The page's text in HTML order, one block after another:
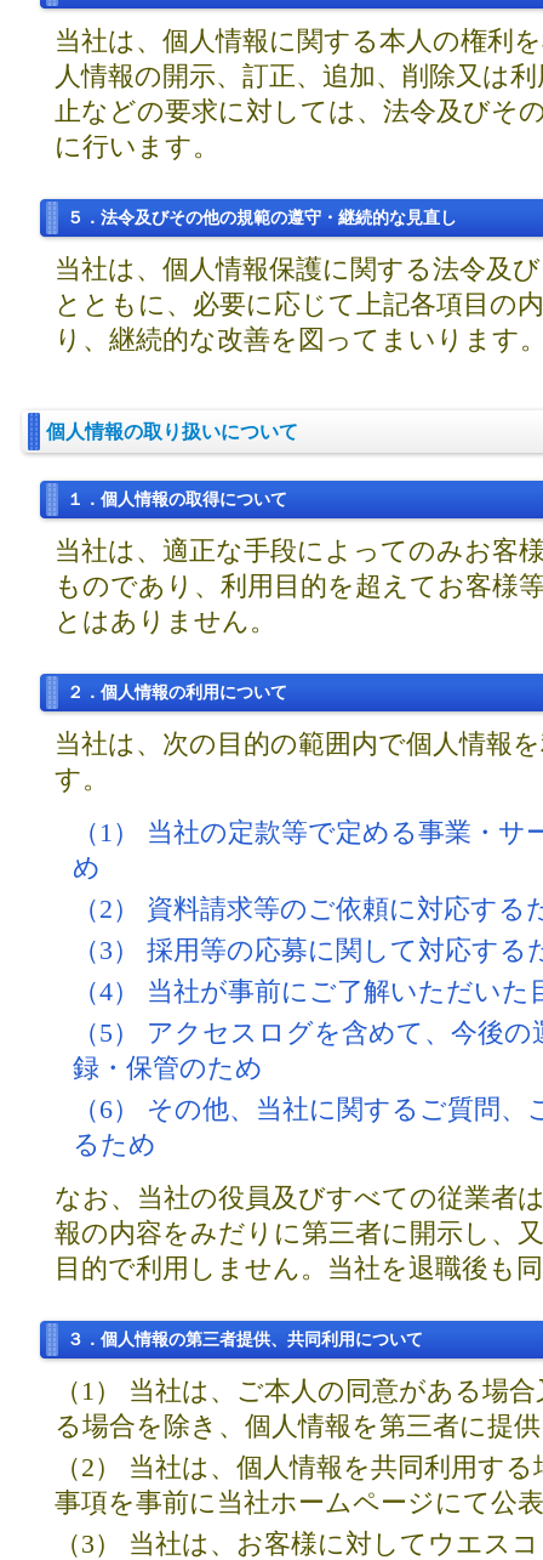
当社は、個人情報に関する本人の権利
人情報の開示、訂正、追加、削除又は
止などの要求に対しては、法令及びそ
に行います。
５．法令及びその他の規範の遵守・継続的な見直し
当社は、個人情報保護に関する法令及
とともに、必要に応じて上記各項目の
り、継続的な改善を図ってまいります
個人情報の取り扱いについて
１．個人情報の取得について
当社は、適正な手段によってのみお客
ものであり、利用目的を超えてお客様
とはありません。
２．個人情報の利用について
当社は、次の目的の範囲内で個人情報
す。
（1） 当社の定款等で定める事業・
め
（2） 資料請求等のご依頼に対応する
（3） 採用等の応募に関して対応する
（4） 当社が事前にご了解いただい
（5） アクセスログを含めて、今後
録・保管のため
（6） その他、当社に関するご質問
るため
なお、当社の役員及びすべての従業者
報の内容をみだりに第三者に開示し、
目的で利用しません。当社を退職後も
３．個人情報の第三者提供、共同利用について
（1） 当社は、ご本人の同意がある場
る場合を除き、個人情報を第三者に提
（2） 当社は、個人情報を共同利用す
事項を事前に当社ホームページにて公
（3） 当社は、お客様に対してウエス